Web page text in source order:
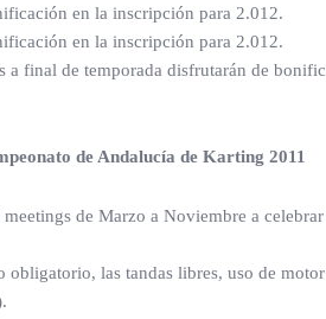
en la inscripción para 2.012.
en la inscripción para 2.012.
a final de temporada disfrutarán de
de Andalucía de Karting 2011
de Marzo a Noviembre a
las tandas libres, uso de